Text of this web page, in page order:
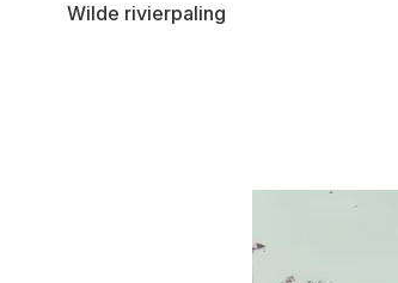
Wilde rivierpaling